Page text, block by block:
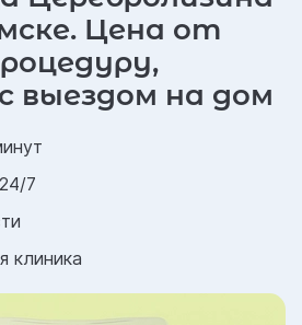
Цена от
выездом на дом
7
клиника